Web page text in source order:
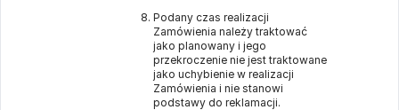
Podany czas realizacji
Zamówienia należy traktować
jako planowany i jego
przekroczenie nie jest traktowane
jako uchybienie w realizacji
Zamówienia i nie stanowi
podstawy do reklamacji.